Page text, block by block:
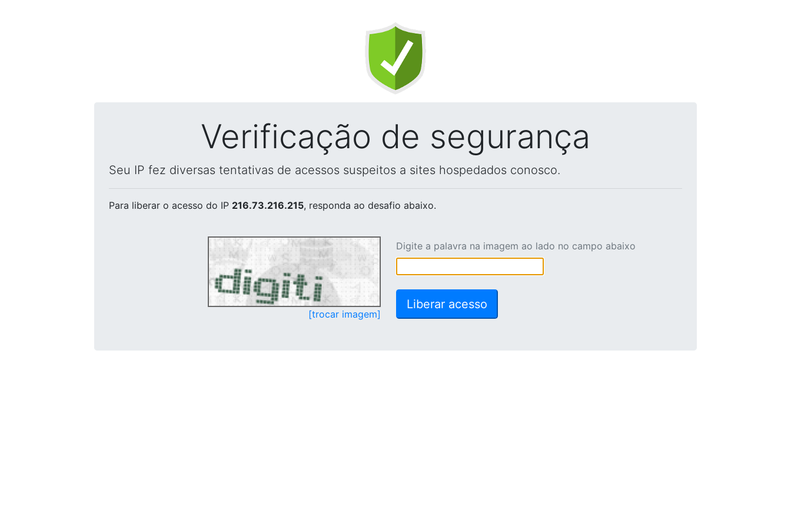
Verificação de segurança
Seu IP fez diversas tentativas de acessos suspeitos a sites hospedados conosco.
Para liberar o acesso do IP 216.73.216.215, responda ao desafio abaixo.
[trocar imagem]
Digite a palavra na imagem ao lado no campo abaixo